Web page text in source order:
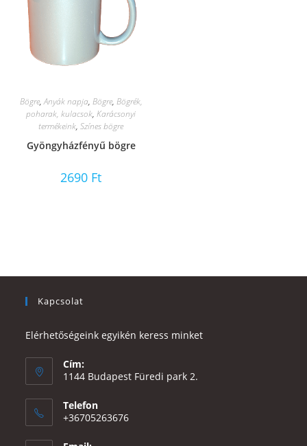
Bögre,Anyák napja, Bögre, Bögrék,
poharak, kulacsok,Karácsonyi
termékeink,Színes bögre
Gyöngyházfényű bögre
2690 Ft
Kapcsolat
Elérhetőségeink egyikén keress minket
Cím:
1144 Budapest Füredi park 2.
Telefon
+36705263676